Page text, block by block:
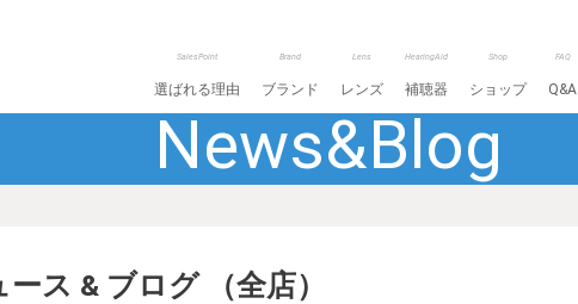
SalesPoint
選ばれる理由
Brand
ブランド
Lens
レンズ
HearingAid
補聴器
Shop
ショップ
FAQ
Q&A
News&Blog
ース & ブログ （全店）